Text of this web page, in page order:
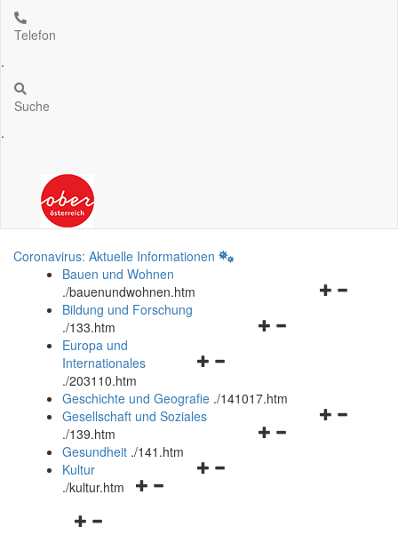
Telefon
.
Suche
.
Coronavirus: Aktuelle Informationen
Bauen und Wohnen
./bauenundwohnen.htm
Navigationsmenü
Bildung und Forschung
./133.htm
Navigationsmenü
und
schließen
Europa und
Internationales
./203110.htm
Geschichte und Geografie ./141017.htm
Navigationsmenü
Gesellschaft und Soziales
./139.htm
Navigationsmenü
Gesundheit ./141.htm
Navigationsmenü
Kultur
./kultur.htm
Navigationsmenü